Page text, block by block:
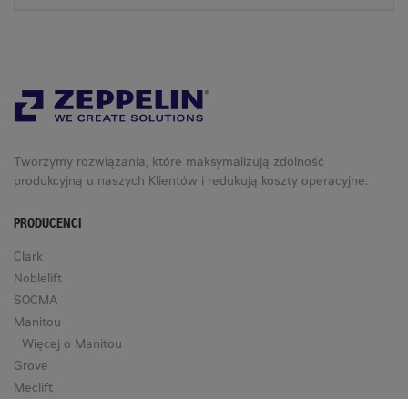
Tworzymy rozwiązania, które maksymalizują zdolność
produkcyjną u naszych Klientów i redukują koszty operacyjne.
PRODUCENCI
Clark
Noblelift
SOCMA
Manitou
Więcej o Manitou
Grove
Meclift